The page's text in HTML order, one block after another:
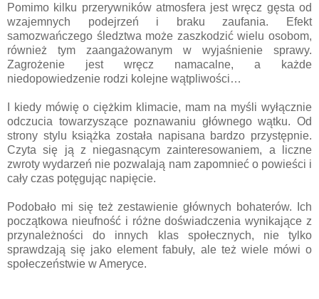
Pomimo kilku przerywników atmosfera jest wręcz gęsta od
wzajemnych podejrzeń i braku zaufania. Efekt
samozwańczego śledztwa może zaszkodzić wielu osobom,
również tym zaangażowanym w wyjaśnienie sprawy.
Zagrożenie jest wręcz namacalne, a każde
niedopowiedzenie rodzi kolejne wątpliwości…
I kiedy mówię o ciężkim klimacie, mam na myśli wyłącznie
odczucia towarzyszące poznawaniu głównego wątku. Od
strony stylu książka została napisana bardzo przystępnie.
Czyta się ją z niegasnącym zainteresowaniem, a liczne
zwroty wydarzeń nie pozwalają nam zapomnieć o powieści i
cały czas potęgując napięcie.
Podobało mi się też zestawienie głównych bohaterów. Ich
początkowa nieufność i różne doświadczenia wynikające z
przynależności do innych klas społecznych, nie tylko
sprawdzają się jako element fabuły, ale też wiele mówi o
społeczeństwie w Ameryce.